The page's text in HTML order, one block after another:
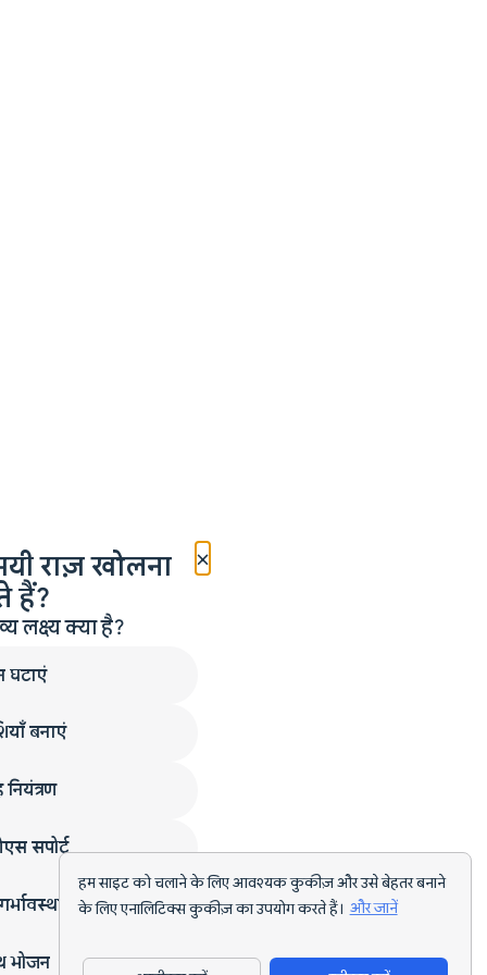
हम साइट को चलाने के लिए आवश्यक कुकीज़ और उसे बेहतर बनाने
के लिए एनालिटिक्स कुकीज़ का उपयोग करते हैं। और जानें
×
राज़ खोलना
हैं?
लक्ष्य क्या है?
घटाएं
बनाएं
सपोर्ट
भोजन